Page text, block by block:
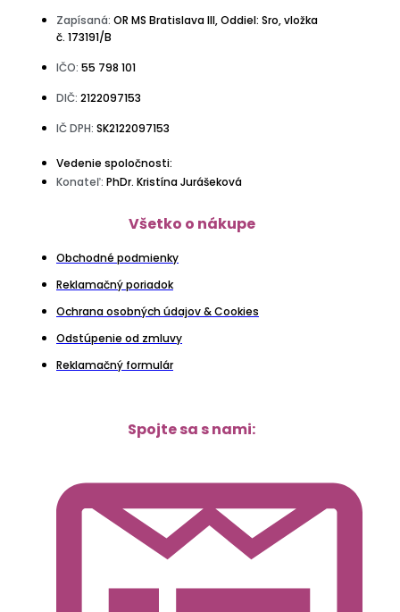
Zapísaná: OR MS Bratislava III, Oddiel: Sro, vložka
č. 173191/B
IČO: 55 798 101
DIČ: 2122097153
IČ DPH: SK2122097153
Vedenie spoločnosti:
Konateľ: PhDr. Kristína Jurášeková
Všetko o nákupe
Obchodné podmienky
Reklamačný poriadok
Ochrana osobných údajov & Cookies
Odstúpenie od zmluvy
Reklamačný formulár
Spojte sa s nami: